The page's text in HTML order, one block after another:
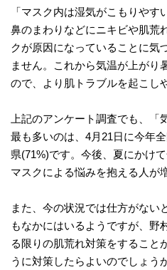
「マスク内は湿気がこもりやす
鼻のまわりなどにニキビや肌荒
クが原因になっていることに気
ません。これから気温が上がり
ので、より肌トラブルを起こし
上記のアンケート調査でも、
最も多いのは、4月21日に今年
県(71%)です。今後、夏にかけ
マスクによる悩みを抱える人が
また、今の状況では仕方がない
もなかにはいるようですが、野
る限りの肌荒れ対策をすること
うに対策したらよいのでしょうか